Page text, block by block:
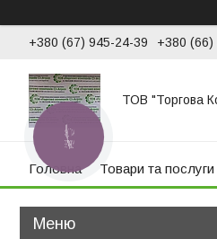
+380 (67) 945-24-39 +380 (66)
ТОВ "Торгова
Головна Товари та послуги
КНОПКА
ЗВ'ЯЗКУ